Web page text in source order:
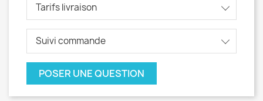
Tarifs livraison
Suivi commande
POSER UNE QUESTION